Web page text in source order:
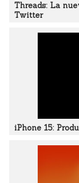
Threads: La
Twitter
iPhone 15: